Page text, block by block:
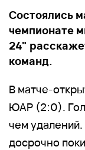
Состоялись
чемпионате
24"
команд.
В матче-
ЮАР (2:0).
чем
досрочно